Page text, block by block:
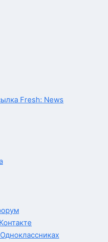
Fresh: News